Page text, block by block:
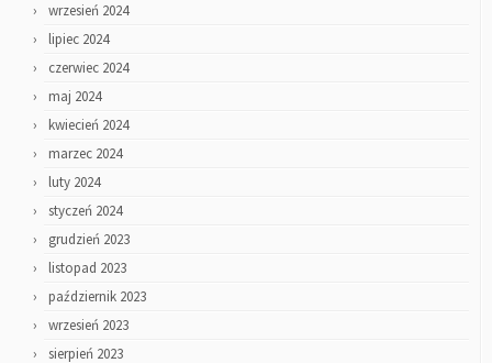
wrzesień 2024
lipiec 2024
czerwiec 2024
maj 2024
kwiecień 2024
marzec 2024
luty 2024
styczeń 2024
grudzień 2023
listopad 2023
październik 2023
wrzesień 2023
sierpień 2023